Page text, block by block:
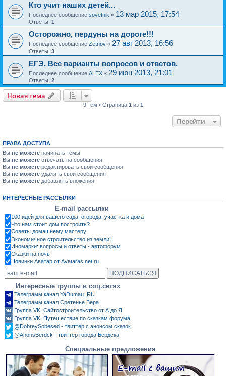
Кто учит наших детей...
Последнее сообщение sovetnik « 13 мар 2015, 17:54
Ответы: 1
Осторожно, пердуны на дороге!!!
Последнее сообщение Zetnov « 27 авг 2013, 16:56
Ответы: 3
ЕГЭ. Все варианты вопросов и ответов.
Последнее сообщение ALEX « 29 июн 2013, 21:01
Ответы: 2
Новая тема
9 тем • Страница 1 из 1
Перейти
ПРАВА ДОСТУПА
Вы не можете начинать темы
Вы не можете отвечать на сообщения
Вы не можете редактировать свои сообщения
Вы не можете удалять свои сообщения
Вы не можете добавлять вложения
ИНТЕРЕСНЫЕ РАССЫЛКИ
E-mail рассылки
100 идей для вашего сада, огорода, участка и дома
Что нам стоит дом построить?
Советы домашнему мастеру
Экономичное строительство из земли!
Иномарки: вопросы и ответы - автофорум
Сказки на ночь
Новинки Аватар от Avataras.net.ru
Интересные группы в соц.сетях
Телеграмм канал YaDumau_RU
Телеграмм канал Сретенье.Вера
Группа VK: Сайтостроительство от А до Я
Группа VK: Путешествие по сказкам форума
@DobreySobesed - твиттер с анонсом сказок
@AnonsBerdck - твиттер города Бердска
Специальные предложения